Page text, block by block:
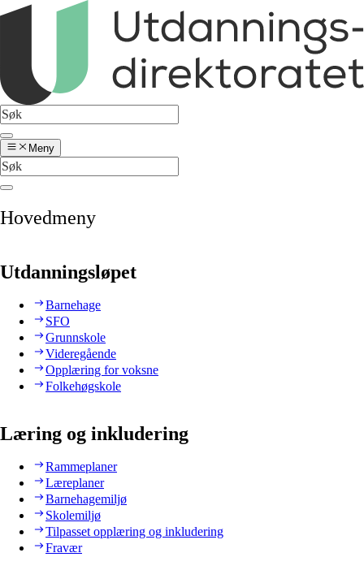
Meny
Hovedmeny
Utdanningsløpet
Barnehage
SFO
Grunnskole
Videregående
Opplæring for voksne
Folkehøgskole
Læring og inkludering
Rammeplaner
Læreplaner
Barnehagemiljø
Skolemiljø
Tilpasset opplæring og inkludering
Fravær